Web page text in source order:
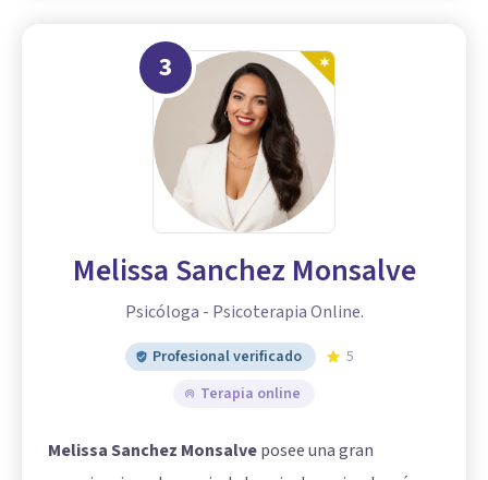
3
Melissa Sanchez Monsalve
Psicóloga - Psicoterapia Online.
Profesional verificado
5
Terapia online
Melissa Sanchez Monsalveposee una gran